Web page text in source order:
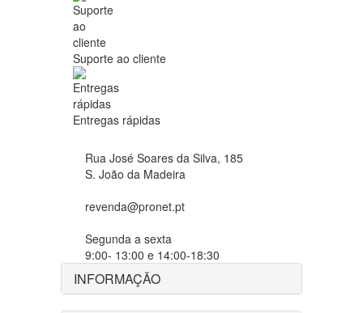
Suporte ao cliente
Entregas rápidas
Rua José Soares da Silva, 185
S. João da Madeira
revenda@pronet.pt
Segunda a sexta
9:00- 13:00 e 14:00-18:30
INFORMAÇÃO